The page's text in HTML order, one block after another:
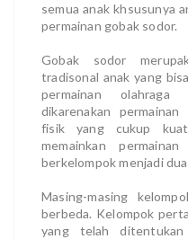
semua anak khsusunya
permainan gobak sodor.
Gobak sodor
tradisonal anak yang
permainan
dikarenakan
fisik yang cukup
memainkan
berkelompok menjadi
Masing-masing
berbeda. Kelompok
yang telah ditentukan